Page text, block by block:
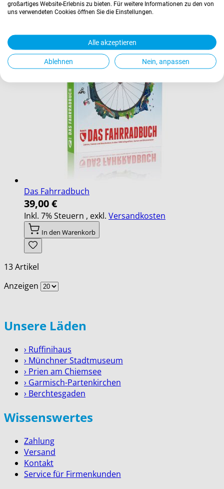
Das Fahrradbuch
39,00 €
Inkl. 7% Steuern , exkl. Versandkosten
In den Warenkorb
13Artikel
Anzeigen
Unsere Läden
› Ruffinihaus
› Münchner Stadtmuseum
› Prien am Chiemsee
› Garmisch-Partenkirchen
› Berchtesgaden
Wissenswertes
Zahlung
Versand
Kontakt
Service für Firmenkunden
großartiges Website-Erlebnis zu bieten. Für weitere Informationen zu den von
uns verwendeten Cookies öffnen Sie die Einstellungen.
Alle akzeptieren
Ablehnen Nein, anpassen